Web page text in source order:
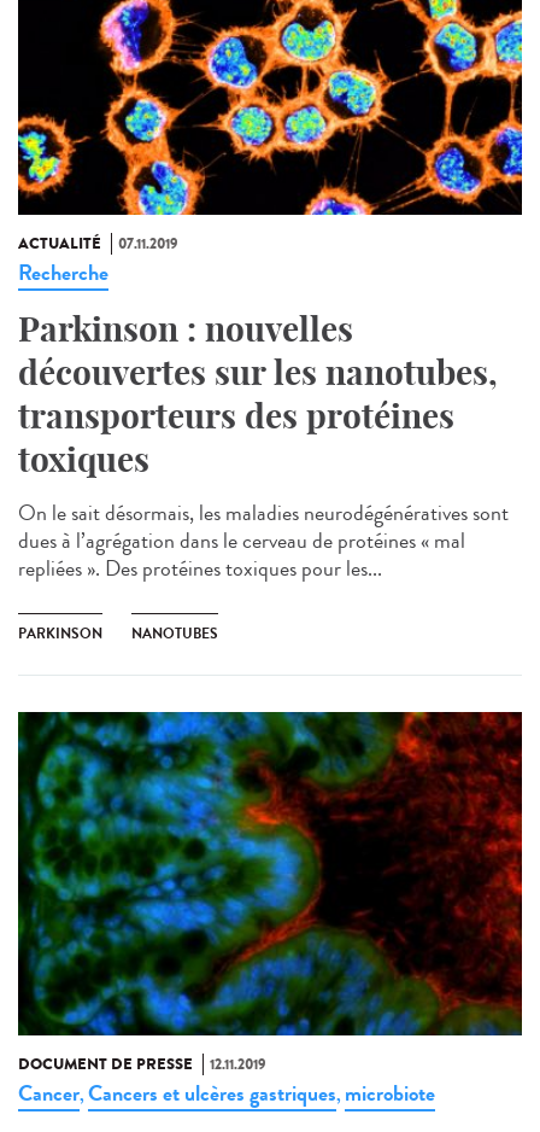
ACTUALITÉ 07.11.2019
Recherche
Parkinson : nouvelles
découvertes sur les nanotubes,
transporteurs des protéines
toxiques
On le sait désormais, les maladies neurodégénératives sont
dues à l’agrégation dans le cerveau de protéines « mal
repliées ». Des protéines toxiques pour les...
PARKINSON NANOTUBES
DOCUMENT DE PRESSE 12.11.2019
Cancer,Cancers et ulcères gastriques, microbiote